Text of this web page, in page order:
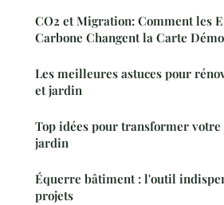
CO2 et Migration: Comment les
Carbone Changent la Carte
Les meilleures astuces pour
et jardin
Top idées pour transformer votre
jardin
Équerre bâtiment : l'outil
projets